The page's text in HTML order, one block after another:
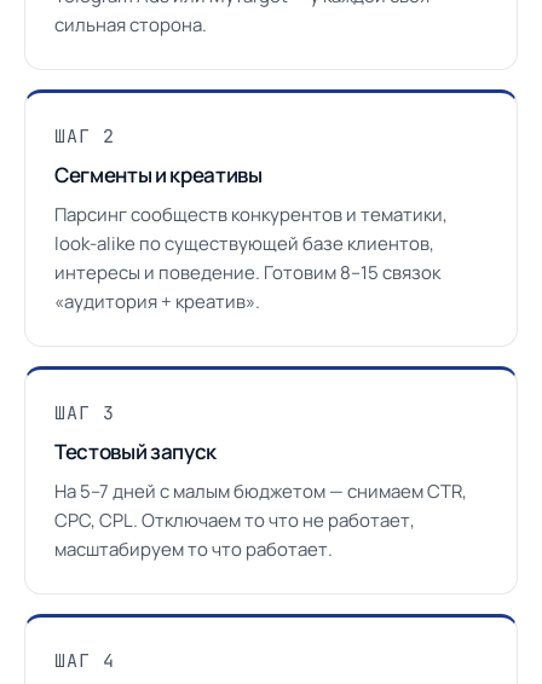
сильная сторона.
ШАГ 2
Сегменты и креативы
Парсинг сообществ конкурентов и тематики,
look-alike по существующей базе клиентов,
интересы и поведение. Готовим 8–15 связок
«аудитория + креатив».
ШАГ 3
Тестовый запуск
На 5–7 дней с малым бюджетом — снимаем CTR,
CPC, CPL. Отключаем то что не работает,
масштабируем то что работает.
ШАГ 4